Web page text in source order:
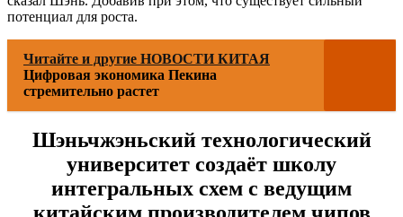
потенциал для роста.
Читайте и другие НОВОСТИ КИТАЯ
Цифровая экономика Пекина
стремительно растет
Шэньчжэньский технологический
университет создаёт школу
интегральных схем с ведущим